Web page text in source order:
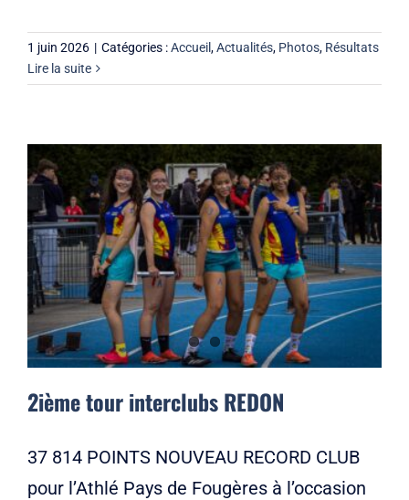
1 juin 2026 | Catégories :Accueil,Actualités, Photos, Résultats
Lire la suite
2ième tour interclubs REDON
37 814 POINTS NOUVEAU RECORD CLUB
pour l’Athlé Pays de Fougères à l’occasion